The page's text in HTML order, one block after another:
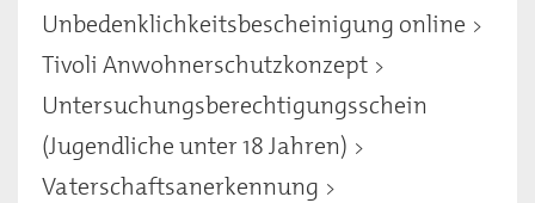
Unbedenklichkeitsbescheinigung online
Tivoli Anwohnerschutzkonzept
Untersuchungsberechtigungsschein
(Jugendliche unter 18 Jahren)
Vaterschaftsanerkennung